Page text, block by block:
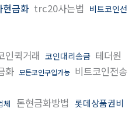
현금화 trc20사는법 비트코인선
인퀵거래 코인대리송금 테더원
화 모든코인구입가능 비트코인전송
체 돈현금화방법 롯데상품권비